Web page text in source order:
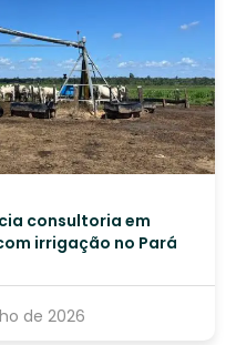
consultoria em
irrigação no Pará
de 2026